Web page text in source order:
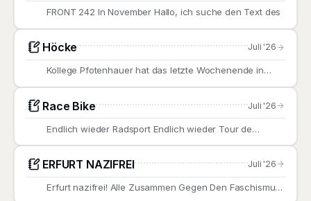
FRONT 242 In November Hallo, ich suche den Text des
Höcke Juli '26
Kollege Pfotenhauer hat das letzte Wochenende in
Race Bike Juli '26
Endlich wieder Radsport Endlich wieder Tour de
ERFURT NAZIFREI Juli '26
Erfurt nazifrei! Alle Zusammen Gegen Den Faschismus!